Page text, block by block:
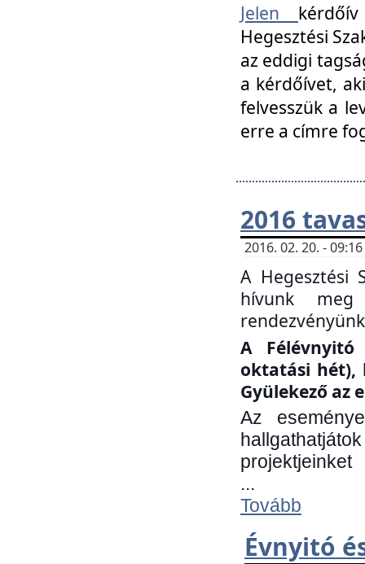
Jelen
Hegesztési
az eddigi
a kérdőívet,
felvesszük a
erre a címre
2016
2016. 02. 20. -
A Hegesztési
hívunk
A
oktatási hét),
Gyülekező az
Az
projektjeinket
...
Tovább
Évnyitó